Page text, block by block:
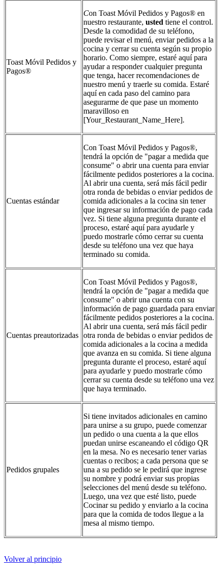
Toast Móvil Pedidos y
Pagos®
Con Toast Móvil Pedidos y Pagos® en
nuestro restaurante, usted tiene el control.
Desde la comodidad de su teléfono,
puede revisar el menú, enviar pedidos a la
cocina y cerrar su cuenta según su propio
horario. Como siempre, estaré aquí para
ayudar a responder cualquier pregunta
que tenga, hacer recomendaciones de
nuestro menú y traerle su comida. Estaré
aquí en cada paso del camino para
asegurarme de que pase un momento
maravilloso en
[Your_Restaurant_Name_Here].
Cuentas estándar
Con Toast Móvil Pedidos y Pagos®,
tendrá la opción de "pagar a medida que
consume" o abrir una cuenta para enviar
fácilmente pedidos posteriores a la cocina.
Al abrir una cuenta, será más fácil pedir
otra ronda de bebidas o enviar pedidos de
comida adicionales a la cocina sin tener
que ingresar su información de pago cada
vez. Si tiene alguna pregunta durante el
proceso, estaré aquí para ayudarle y
puedo mostrarle cómo cerrar su cuenta
desde su teléfono una vez que haya
terminado su comida.
Cuentas preautorizadas
Con Toast Móvil Pedidos y Pagos®,
tendrá la opción de "pagar a medida que
consume" o abrir una cuenta con su
información de pago guardada para enviar
fácilmente pedidos posteriores a la cocina.
Al abrir una cuenta, será más fácil pedir
otra ronda de bebidas o enviar pedidos de
comida adicionales a la cocina a medida
que avanza en su comida. Si tiene alguna
pregunta durante el proceso, estaré aquí
para ayudarle y puedo mostrarle cómo
cerrar su cuenta desde su teléfono una vez
que haya terminado.
Pedidos grupales
Si tiene invitados adicionales en camino
para unirse a su grupo, puede comenzar
un pedido o una cuenta a la que ellos
puedan unirse escaneando el código QR
en la mesa. No es necesario tener varias
cuentas o recibos; a cada persona que se
una a su pedido se le pedirá que ingrese
su nombre y podrá enviar sus propias
selecciones del menú desde su teléfono.
Luego, una vez que esté listo, puede
Cocinar su pedido y enviarlo a la cocina
para que la comida de todos llegue a la
mesa al mismo tiempo.
Volver al principio